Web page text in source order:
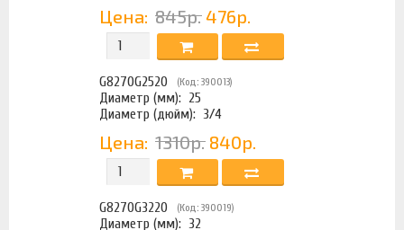
Цена:845р. 476р.
G8270G2520 (Код: 390013)
Диаметр (мм): 25
Диаметр (дюйм): 3/4
Цена:1310р. 840р.
G8270G3220 (Код: 390019)
Диаметр (мм): 32